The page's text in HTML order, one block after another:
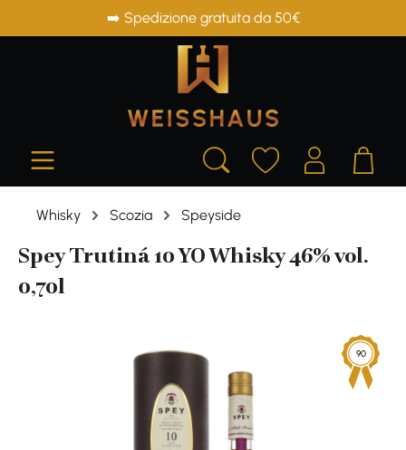
➡️ Spedizione gratuita da 50€
Whisky Scozia Speyside
Spey Trutiná 10 YO Whisky 46% vol.
0,70l
90